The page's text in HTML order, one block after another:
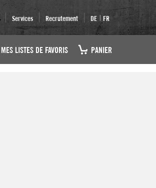
Services Recrutement DE | FR
MES LISTES DE FAVORIS PANIER